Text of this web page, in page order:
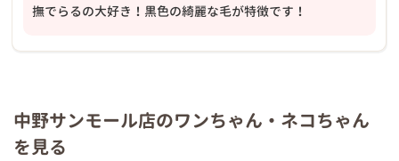
撫でらるの大好き！黒色の綺麗な毛が特徴です！
中野サンモール店のワンちゃん・ネコちゃん
を見る